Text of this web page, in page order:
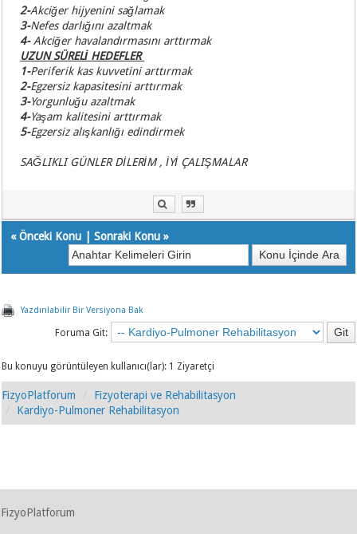
2-Akciğer hijyenini sağlamak
3-Nefes darlığını azaltmak
4-Akciğer havalandırmasını arttırmak
UZUN SÜRELİ HEDEFLER
1-Periferik kas kuvvetini arttırmak
2-Egzersiz kapasitesini arttırmak
3-Yorgunluğu azaltmak
4-Yaşam kalitesini arttırmak
5-Egzersiz alışkanlığı edindirmek
SAĞLIKLI GÜNLER DİLERİM , İYİ ÇALIŞMALAR
«Önceki Konu |Sonraki Konu »
Yazdırılabilir Bir Versiyona Bak
Foruma Git:
Bu konuyu görüntüleyen kullanıcı(lar): 1 Ziyaretçi
FizyoPlatforum
Fizyoterapi ve Rehabilitasyon
Kardiyo-Pulmoner Rehabilitasyon
FizyoPlatforum